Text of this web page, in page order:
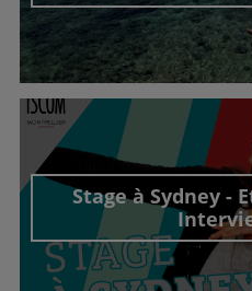
Découvrir
Stage à Sydney -